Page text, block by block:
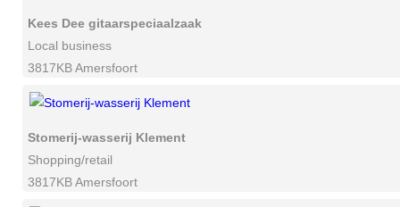
Kees Dee gitaarspeciaalzaak
Local business
3817KB Amersfoort
Stomerij-wasserij Klement
Shopping/retail
3817KB Amersfoort